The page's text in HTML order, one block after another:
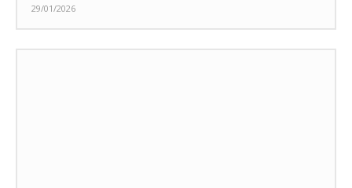
29/01/2026